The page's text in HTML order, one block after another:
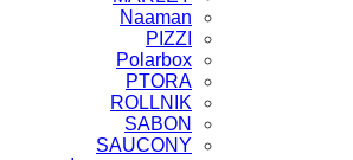
Naaman
PIZZI
Polarbox
PTORA
ROLLNIK
SABON
SAUCONY